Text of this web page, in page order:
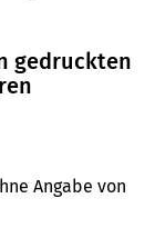
gedruckten
Angabe von